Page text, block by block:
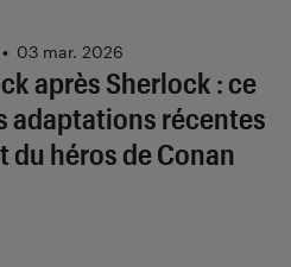
après Sherlock : ce
adaptations récentes
du héros de Conan
• 03 mar. 2026